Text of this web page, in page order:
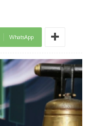
WhatsApp